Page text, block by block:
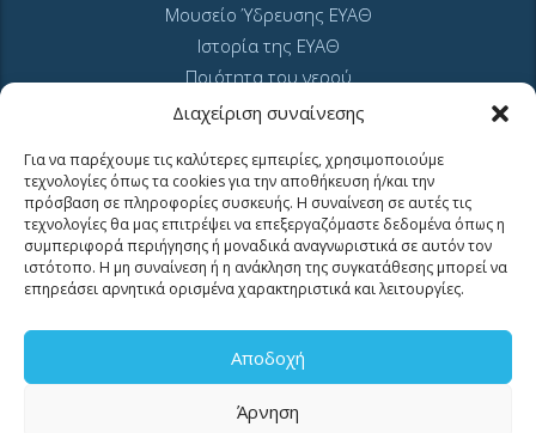
Διαχείριση συναίνεσης
Για να παρέχουμε τις καλύτερες εμπειρίες, χρησιμοποιούμε
τεχνολογίες όπως τα cookies για την αποθήκευση ή/και την
πρόσβαση σε πληροφορίες συσκευής. Η συναίνεση σε αυτές τις
τεχνολογίες θα μας επιτρέψει να επεξεργαζόμαστε δεδομένα όπως η
συμπεριφορά περιήγησης ή μοναδικά αναγνωριστικά σε αυτόν τον
ιστότοπο. Η μη συναίνεση ή η ανάκληση της συγκατάθεσης μπορεί να
επηρεάσει αρνητικά ορισμένα χαρακτηριστικά και λειτουργίες.
Αποδοχή
Άρνηση
Μουσείο Ύδρευσης ΕΥΑΘ
Ιστορία της ΕΥΑΘ
Ποιότητα του νερού
Πολιτική Απορρήτου Ιστοτόπου
Sitemap
MyEyathPortal
και επωφεληθείτε από τις online υπηρεσίες